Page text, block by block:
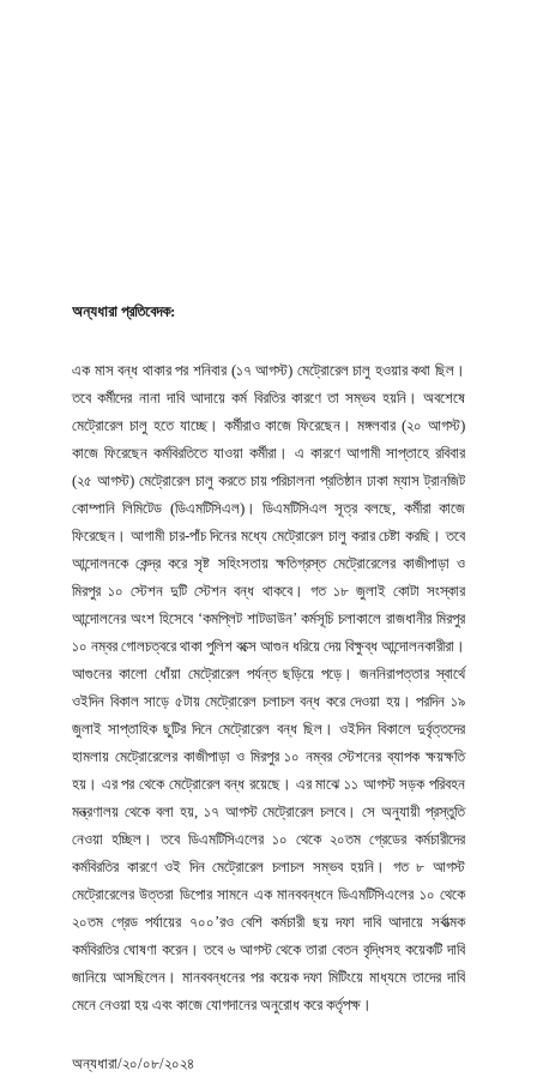
অন্যধারা প্রতিবেদক:
এক মাস বন্ধ থাকার পর শনিবার (১৭ আগস্ট) মেট্রোরেল চালু হওয়ার কথা ছিল।
তবে কর্মীদের নানা দাবি আদায়ে কর্ম বিরতির কারণে তা সম্ভব হয়নি। অবশেষে
মেট্রোরেল চালু হতে যাচ্ছে। কর্মীরাও কাজে ফিরেছেন। মঙ্গলবার (২০ আগস্ট)
কাজে ফিরেছেন কর্মবিরতিতে যাওয়া কর্মীরা। এ কারণে আগামী সাপ্তাহে রবিবার
(২৫ আগস্ট) মেট্রোরেল চালু করতে চায় পরিচালনা প্রতিষ্ঠান ঢাকা ম্যাস ট্রানজিট
কোম্পানি লিমিটেড (ডিএমটিসিএল)। ডিএমটিসিএল সূত্র বলছে, কর্মীরা কাজে
ফিরেছেন। আগামী চার-পাঁচ দিনের মধ্যে মেট্রোরেল চালু করার চেষ্টা করছি। তবে
আন্দোলনকে কেন্দ্র করে সৃষ্ট সহিংসতায় ক্ষতিগ্রস্ত মেট্রোরেলের কাজীপাড়া ও
মিরপুর ১০ স্টেশন দুটি স্টেশন বন্ধ থাকবে। গত ১৮ জুলাই কোটা সংস্কার
আন্দোলনের অংশ হিসেবে ‘কমপ্লিট শাটডাউন’ কর্মসূচি চলাকালে রাজধানীর মিরপুর
১০ নম্বর গোলচত্বরে থাকা পুলিশ বক্সে আগুন ধরিয়ে দেয় বিক্ষুব্ধ আন্দোলনকারীরা।
আগুনের কালো ধোঁয়া মেট্রোরেল পর্যন্ত ছড়িয়ে পড়ে। জননিরাপত্তার স্বার্থে
ওইদিন বিকাল সাড়ে ৫টায় মেট্রোরেল চলাচল বন্ধ করে দেওয়া হয়। পরদিন ১৯
জুলাই সাপ্তাহিক ছুটির দিনে মেট্রোরেল বন্ধ ছিল। ওইদিন বিকালে দুর্বৃত্তদের
হামলায় মেট্রোরেলের কাজীপাড়া ও মিরপুর ১০ নম্বর স্টেশনের ব্যাপক ক্ষয়ক্ষতি
হয়। এর পর থেকে মেট্রোরেল বন্ধ রয়েছে। এর মাঝে ১১ আগস্ট সড়ক পরিবহন
মন্ত্রণালয় থেকে বলা হয়, ১৭ আগস্ট মেট্রোরেল চলবে। সে অনুযায়ী প্রস্তুতি
নেওয়া হচ্ছিল। তবে ডিএমটিসিএলের ১০ থেকে ২০তম গ্রেডের কর্মচারীদের
কর্মবিরতির কারণে ওই দিন মেট্রোরেল চলাচল সম্ভব হয়নি। গত ৮ আগস্ট
মেট্রোরেলের উত্তরা ডিপোর সামনে এক মানববন্ধনে ডিএমটিসিএলের ১০ থেকে
২০তম গ্রেড পর্যায়ের ৭০০’রও বেশি কর্মচারী ছয় দফা দাবি আদায়ে সর্বাত্মক
কর্মবিরতির ঘোষণা করেন। তবে ৬ আগস্ট থেকে তারা বেতন বৃদ্ধিসহ কয়েকটি দাবি
জানিয়ে আসছিলেন। মানববন্ধনের পর কয়েক দফা মিটিংয়ে মাধ্যমে তাদের দাবি
মেনে নেওয়া হয় এবং কাজে যোগদানের অনুরোধ করে কর্তৃপক্ষ।
অন্যধারা/২০/০৮/২০২৪